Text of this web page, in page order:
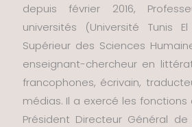
depuis février 2016,
universités (Université Tunis
Supérieur des Sciences
enseignant-chercheur en
francophones, écrivain,
médias. Il a exercé les
Président Directeur Général